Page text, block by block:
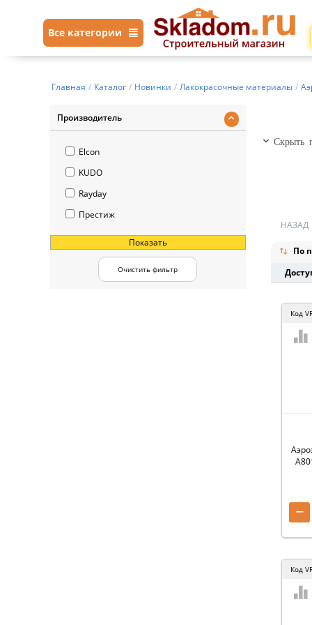
Все категории
Главная / Каталог / Новинки / Лакокрасочные материалы /
Производитель
Elcon
KUDO
Rayday
Престиж
Показать
Очистить фильтр
Скрыть
НАЗАД
По
Код
−
Код